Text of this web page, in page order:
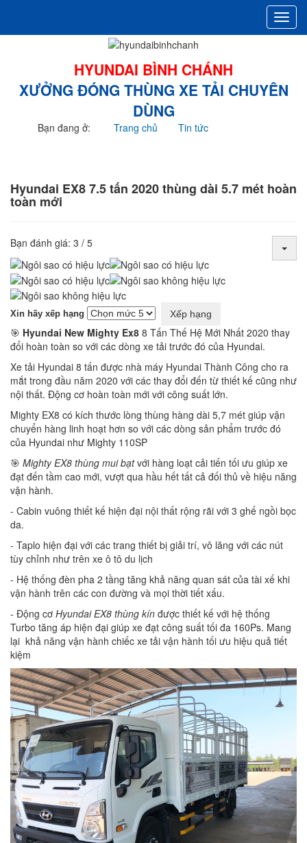
HYUNDAI BÌNH CHÁNH
XƯỞNG ĐÓNG THÙNG XE TẢI CHUYÊN
DÙNG
Bạn đang ở: Trang chủ
Tin tức
Hyundai EX8 7.5 tấn 2020 thùng dài 5.7 mét hoàn
toàn mới
Bạn đánh giá: 3 / 5
Xin hãy xếp hạng
🎯 Hyundai New Mighty Ex8 8 Tấn Thế Hệ Mới Nhất 2020 thay
đổi hoàn toàn so với các dòng xe tải trước đó của Hyundai.
Xe tải Hyundai 8 tấn được nhà máy Hyundai Thành Công cho ra
mắt trong đầu năm 2020 với các thay đổi đến từ thiết kế cũng như
nội thất. Động cơ hoàn toàn mới với công suất lớn.
Mighty EX8 có kích thước lòng thùng hàng dài 5,7 mét giúp vận
chuyển hàng linh hoạt hơn so với các dòng sản phẩm trước đó
của Hyundai như Mighty 110SP
🎯 Mighty EX8 thùng mui bạtvới hàng loạt cải tiến tối ưu giúp xe
đạt đến tầm cao mới, vượt qua hầu hết tất cả đối thủ về hiệu năng
vận hành.
- Cabin vuông thiết kế hiện đại nội thất rộng rãi với 3 ghế ngồi bọc
da.
- Taplo hiện đại với các trang thiết bị giải trí, vô lăng với các nút
tùy chỉnh như trên xe ô tô du lịch
- Hệ thống đèn pha 2 tầng tăng khả năng quan sát của tài xế khi
vận hành trên các con đường và mọi thời tiết xấu.
- Động cơ Hyundai EX8 thùng kín được thiết kế với hệ thống
Turbo tăng áp hiện đại giúp xe đạt công suất tối đa 160Ps. Mang
lại khả năng vận hành chiếc xe tải vận hành tối ưu hiệu quả tiết
kiệm